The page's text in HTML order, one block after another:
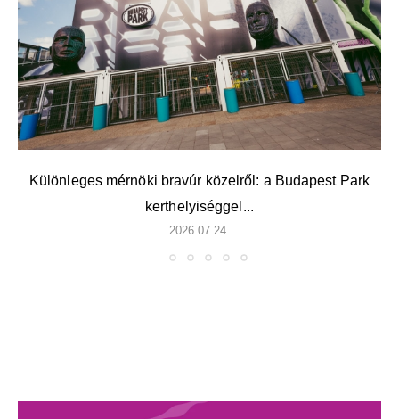
Különleges mérnöki bravúr közelről: a Budapest Park
kerthelyiséggel...
2026.07.24.